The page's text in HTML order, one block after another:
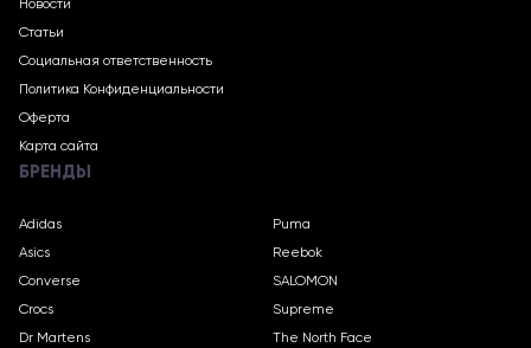
Новости
Статьи
Социальная ответственность
Политика Конфиденциальности
Оферта
Карта сайта
БРЕНДЫ
Adidas
Asics
Converse
Crocs
Dr Martens
Puma
Reebok
SALOMON
Supreme
The North Face